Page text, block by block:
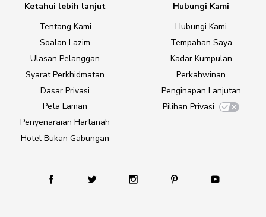
Ketahui lebih lanjut
Tentang Kami
Soalan Lazim
Ulasan Pelanggan
Syarat Perkhidmatan
Dasar Privasi
Peta Laman
Penyenaraian Hartanah
Hotel Bukan Gabungan
Hubungi Kami
Hubungi Kami
Tempahan Saya
Kadar Kumpulan
Perkahwinan
Penginapan Lanjutan
Pilihan Privasi